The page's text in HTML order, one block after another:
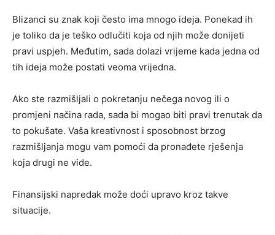
Blizanci su znak koji često ima mnogo ideja. Ponekad ih
je toliko da je teško odlučiti koja od njih može donijeti
pravi uspjeh. Međutim, sada dolazi vrijeme kada jedna od
tih ideja može postati veoma vrijedna.
Ako ste razmišljali o pokretanju nečega novog ili o
promjeni načina rada, sada bi mogao biti pravi trenutak da
to pokušate. Vaša kreativnost i sposobnost brzog
razmišljanja mogu vam pomoći da pronađete rješenja
koja drugi ne vide.
Finansijski napredak može doći upravo kroz takve
situacije.